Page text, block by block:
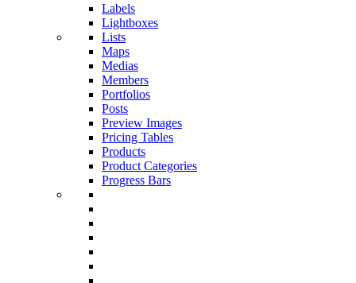
Labels
Lightboxes
Lists
Maps
Medias
Members
Portfolios
Posts
Preview Images
Pricing Tables
Products
Product Categories
Progress Bars